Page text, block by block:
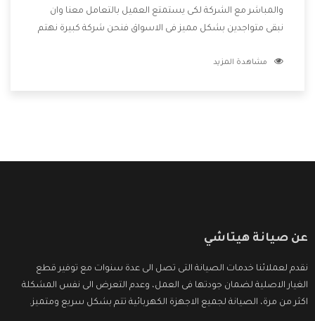
والمباشر مع الشركة لكى يستمتع العميل بالتعامل معنا وان
نبقى متواجدين بشكل مميز فى الاسواق فنحن شركة كبيرة نهتم
الشركة بها والتى تكون منها خدمة الصيانة التى تكون من أهم
مشاهدة المزيد
عن صيانة هيتاشي
نقدم لعملائنا خدمات الصيانة التى تصل الى عدة سنوات مع توفير قطع
الغيار الاصلية لضمان جودتها فى العمل، وعدم التعرض الى نفس المشكلة
اكثر من مرة، الصيانة لجميع الاجهزة الكهربائية تتم بشكل سريع ومتميز.